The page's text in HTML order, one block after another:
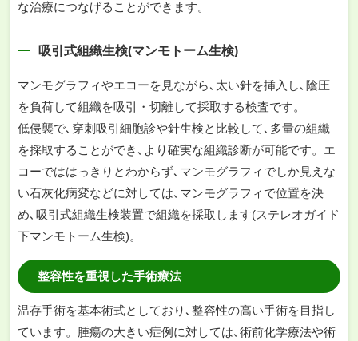
な治療につなげることができます。
吸引式組織生検(マンモトーム生検)
マンモグラフィやエコーを見ながら､太い針を挿入し､陰圧
を負荷して組織を吸引・切離して採取する検査です。
低侵襲で､穿刺吸引細胞診や針生検と比較して､多量の組織
を採取することができ､より確実な組織診断が可能です。エ
コーでははっきりとわからず､マンモグラフィでしか見えな
い石灰化病変などに対しては､マンモグラフィで位置を決
め､吸引式組織生検装置で組織を採取します(ステレオガイド
下マンモトーム生検)。
整容性を重視した手術療法
温存手術を基本術式としており､整容性の高い手術を目指し
ています。腫瘍の大きい症例に対しては､術前化学療法や術